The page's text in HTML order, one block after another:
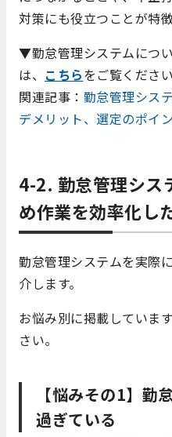
対策にも役立つことが特徴
▼勤怠管理システムにつ
は、 こちらをご覧ください
関連記事： 勤怠管理シス
デメリット、選定のポイ
4-2. 勤怠管理シス
め作業を効率化し
勤怠管理システムを実際
介します。
お悩み別に掲載していま
さい。
【悩みその1】勤
過ぎている